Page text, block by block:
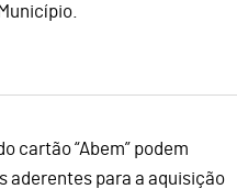
cartão “Abem” podem
aderentes para a aquisição